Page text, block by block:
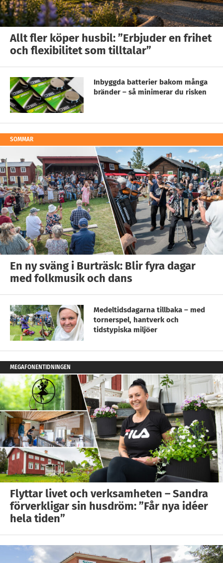
Allt fler köper husbil: ”Erbjuder en frihet
och flexibilitet som tilltalar”
Inbyggda batterier bakom många
bränder – så minimerar du risken
SOMMAR
En ny sväng i Burträsk: Blir fyra dagar
med folkmusik och dans
Medeltidsdagarna tillbaka – med
tornerspel, hantverk och
tidstypiska miljöer
MEGAFONENTIDNINGEN
Flyttar livet och verksamheten – Sandra
förverkligar sin husdröm: ”Får nya idéer
hela tiden”